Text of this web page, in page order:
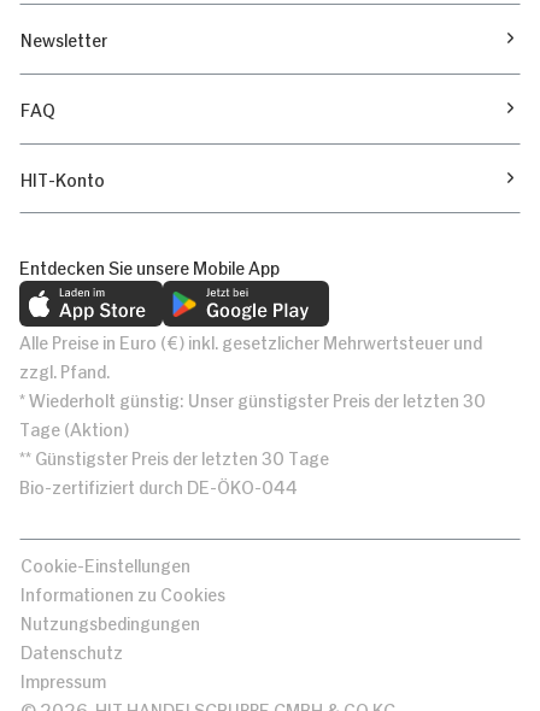
Newsletter
FAQ
HIT-Konto
Entdecken Sie unsere Mobile App
Alle Preise in Euro (€) inkl. gesetzlicher Mehrwertsteuer und
zzgl. Pfand.
* Wiederholt günstig: Unser günstigster Preis der letzten 30
Tage (Aktion)
** Günstigster Preis der letzten 30 Tage
Bio-zertifiziert durch DE-ÖKO-044
Cookie-Einstellungen
Informationen zu Cookies
Nutzungsbedingungen
Datenschutz
Impressum